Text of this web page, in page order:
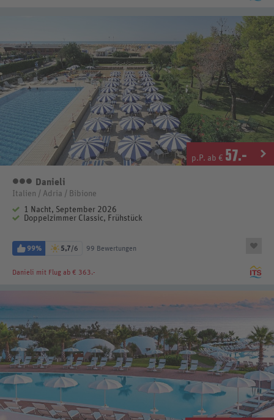
p.P. ab € 57.-
3 Sterne
Danieli
Italien / Adria / Bibione
1 Nacht, September 2026
Doppelzimmer Classic, Frühstück
99% 5,7/6 99 Bewertungen
Danieli mit Flug ab € 363.-